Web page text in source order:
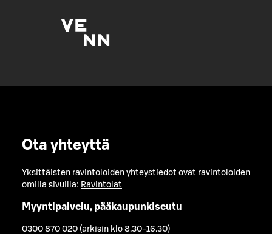
Ota yhteyttä
Yksittäisten ravintoloiden yhteystiedot ovat ravintoloiden
omilla sivuilla: Ravintolat
Myyntipalvelu, pääkaupunkiseutu
0300 870 020 (arkisin klo 8.30-16.30)